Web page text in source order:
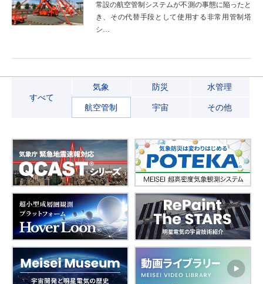
常設の航空管制システムが不測の事態に陥ったと
き、その代替手段として使用する非常用管制塔
シ…
すべて
気象 防災 水管理
航空管制 宇宙 その他